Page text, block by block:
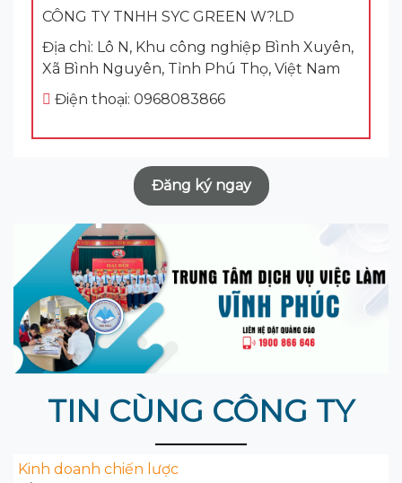
CÔNG TY TNHH SYC GREEN W?LD
Địa chỉ: Lô N, Khu công nghiệp Bình Xuyên,
Xã Bình Nguyên, Tỉnh Phú Thọ, Việt Nam
Điện thoại: 0968083866
Đăng ký ngay
TIN CÙNG CÔNG TY
Kinh doanh chiến lược